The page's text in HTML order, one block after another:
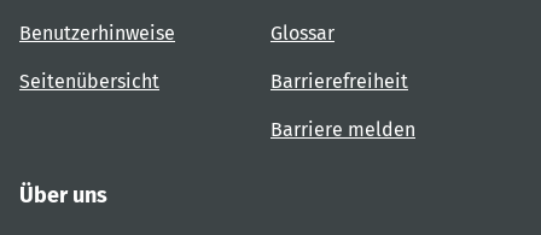
Benutzerhinweise
Seitenübersicht
Glossar
Barrierefreiheit
Barriere melden
Über uns